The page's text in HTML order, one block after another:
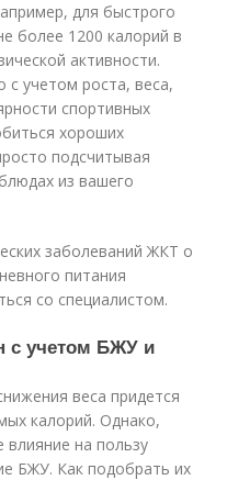
для быстрого
более 1200 калорий в
активности.
учетом роста, веса,
спортивных
хороших
подсчитывая
из вашего
заболеваний ЖКТ о
питания
со специалистом.
с учетом БЖУ и
веса придется
калорий. Однако,
на пользу
БЖУ. Как подобрать их